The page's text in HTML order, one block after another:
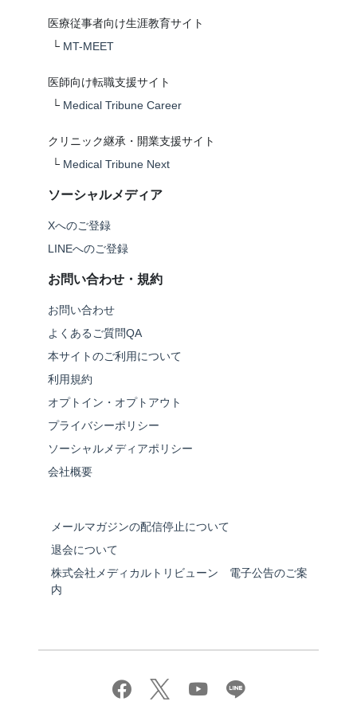
医療従事者向け生涯教育サイト
└ MT-MEET
医師向け転職支援サイト
└ Medical Tribune Career
クリニック継承・開業支援サイト
└ Medical Tribune Next
ソーシャルメディア
Xへのご登録
LINEへのご登録
お問い合わせ・規約
お問い合わせ
よくあるご質問QA
本サイトのご利用について
利用規約
オプトイン・オプトアウト
プライバシーポリシー
ソーシャルメディアポリシー
会社概要
メールマガジンの配信停止について
退会について
株式会社メディカルトリビューン 電子公告のご案
内